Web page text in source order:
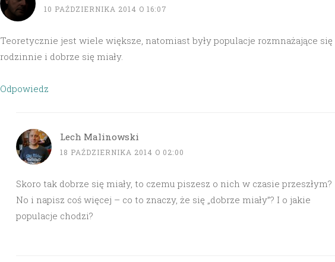
10 PAŹDZIERNIKA 2014 O 16:07
Teoretycznie jest wiele większe, natomiast były populacje rozmnażające się
rodzinnie i dobrze się miały.
Odpowiedz
Lech Malinowski
18 PAŹDZIERNIKA 2014 O 02:00
Skoro tak dobrze się miały, to czemu piszesz o nich w czasie przeszłym?
No i napisz coś więcej – co to znaczy, że się „dobrze miały”? I o jakie
populacje chodzi?